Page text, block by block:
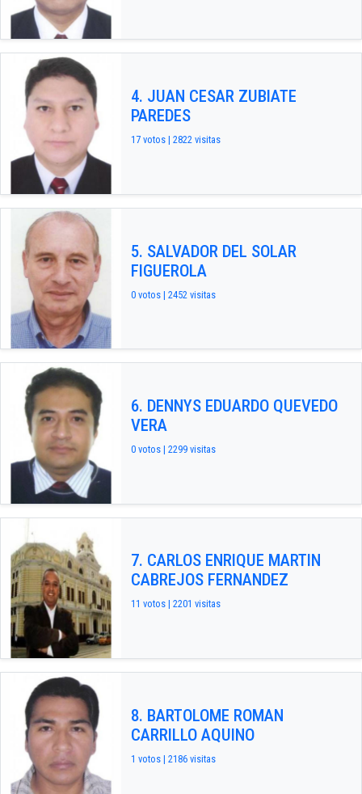
4. JUAN CESAR ZUBIATE
PAREDES
17 votos | 2822 visitas
5. SALVADOR DEL SOLAR
FIGUEROLA
0 votos | 2452 visitas
6. DENNYS EDUARDO QUEVEDO
VERA
0 votos | 2299 visitas
7. CARLOS ENRIQUE MARTIN
CABREJOS FERNANDEZ
11 votos | 2201 visitas
8. BARTOLOME ROMAN
CARRILLO AQUINO
1 votos | 2186 visitas